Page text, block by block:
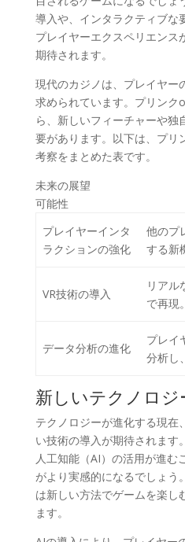
導入や、インタラクティブな
プレイヤーエクスペリエンス
期待されます。
現代のカジノは、プレイヤー
求められています。プリンク
ら、新しいフィーチャーや独
要があります。以下は、プリ
考察をまとめた表です。
未来の展望
可能性
プレイヤーインタ
ラクションの強化
他のプ
する新
VR技術の導入
リアル
で再現。
データ分析の進化
プレイ
分析し
新しいテクノロジ
テクノロジーが進化する現在
い技術の導入が期待されます
人工知能（AI）の活用が進む
がより実感的になるでしょう
は新しい方法でゲームを楽し
ます。